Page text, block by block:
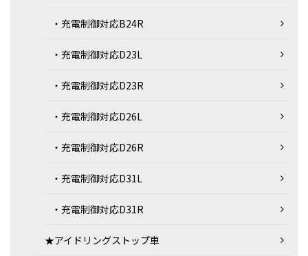
・充電制御対応B24R
・充電制御対応D23L
・充電制御対応D23R
・充電制御対応D26L
・充電制御対応D26R
・充電制御対応D31L
・充電制御対応D31R
★アイドリングストップ車